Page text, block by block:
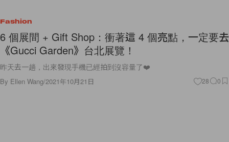
Fashion
6 個展間 + Gift Shop：衝著這 4 個亮點，一定要去
《Gucci Garden》台北展覽！
昨天去一趟，出來發現手機已經拍到沒容量了❤️
By Ellen Wang/2021年10月21日 28 0